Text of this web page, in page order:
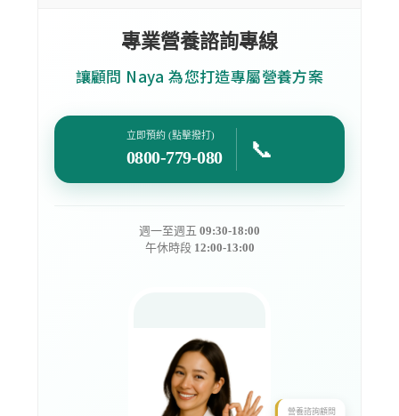
專業營養諮詢專線
讓顧問 Naya 為您打造專屬營養方案
立即預約 (點擊撥打)
0800-779-080 📞
週一至週五 09:30-18:00
午休時段 12:00-13:00
營養諮詢顧問